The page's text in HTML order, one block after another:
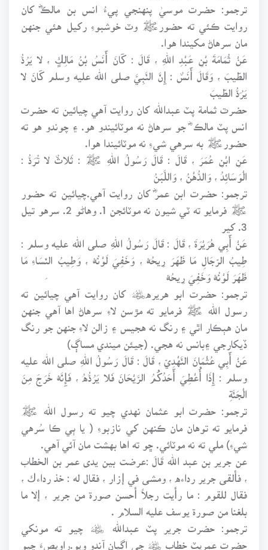
ترجمو: حضرت موسيٰ پنهنجي پيءُ انس بن مالڪؓ کان
روايت ڪئي ته حضورﷺ وٽ خوشبوءِ رکيل هئي جنهن
مان سرهاڻ مکيندا هوا.
عَنْ ثُمَامَةَ بْنِ عَبْدِ اللهِ ، قَالَ : كَانَ أَنَسُ بْنُ مَالِكٍ ، لا يَرُدُّ
الطِّيبَ ، وَقَالَ أَنَسٌ : إِنَّ النَّبِيَّ صلى الله عليه وسلم كَانَ لا
يَرُدُّ الطِّيبَ
حضرت ثمامة پٽ عبدالله کان روايت آهي چيائين ته حضرت
انس پٽ مالڪ ؓ جو سرهاڻ نه موٽائيندو هو. ۽ چوندو هو ته
حضورﷺ به سرهي شيءِ نه موٽائيندا هوا.
عَنِ ابْنِ عُمَرَ ، قَالَ : قَالَ رَسُولُ اللهِ ﷺ : ثَلاثٌ لا تُرَدُّ :
الْوَسَائِدُ ، وَالدُّهْنُ ، وَاللَّبَنُ
ترجمو: حضرت ابن عمرؓ کان روايت آهي.چيائين ته حضور
ﷺ فرمايو ته ٽي شيون نه موٽائجن 1. وهاڻو 2. سرهو تيل
3. کير
عَنْ أَبِي هُرَيْرَةَ ، قَالَ : قَالَ رَسُولُ اللهِ صلى الله عليه وسلم :
طِيبُ الرِّجَالِ مَا ظَهَرَ رِيحُهُ ، وَخَفِيَ لَوْنُهُ ، وَطِيبُ النِّسَاءِ مَا
ظَهَرَ لَوْنُهُ وَخَفِيَ رِيحُهُ
ترجمو: حضرت ابو هريره﷦ کان روايت آهي چيائين ته
رسول الله ﷺ فرمايو ته مڙسن لاءِ سرهاڻ اها آهي جنهن
مان هٻڪار اٿي ۽ رنگ نه هجيس ۽ زالن لاءِ جنهن جو رنگ
ڏيکارجي ۽بانس نه هجي. (جيئن ميندي مساڳ)
عَنْ أَبِي عُثْمَانَ النَّهْدِيِّ ، قَالَ : قَالَ رَسُولُ اللهِ صلى الله عليه
وسلم : إِذَا أُعْطِيَ أَحَدُكُمُ الرَّيْحَانَ فَلا يَرُدُّهُ ، فَإِنَّهُ خَرَجَ مِنَ
الْجَنَّةِ
ترجمو: حضرت ابو عثمان نهدي چيو ته رسول الله ﷺ
فرمايو ته توهان مان ڪنهن کي نازبوءِ ( يا ٻي ڪا سُرهي
شيءِ) ملي ته نه موٽائي. ڇو ته اها بهشت مان آئي آهي.
عن جرير بن عبد الله قَالَ :عرضت بين يدى عمر بن الخطاب
، فألقى جرير رداءه ، ومشى في إزار ، فقال له : خذ رداءك ،
فقال للقوم : ما رأيت رجلاً أحسن صورة من جرير ، إلا ما
بلغنا من صورة يوسف عليه السلام .
ترجمو: حضرت جرير پٽ عبدالله ﷦ چيو ته مونکي
حضرت عمرپٽ خطاب ﷦ جي اڳيان آندو ويو.راويصءَ چيو